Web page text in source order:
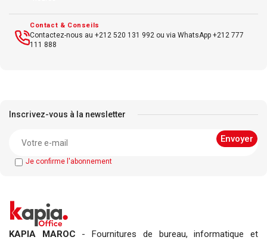
Contact & Conseils
Contactez-nous au +212 520 131 992 ou via WhatsApp +212 777
111 888
Inscrivez-vous à la newsletter
Je confirme l'abonnement
KAPIA MAROC - Fournitures de bureau, informatique et